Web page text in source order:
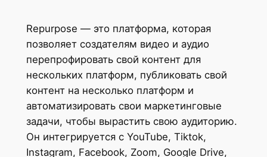
Repurpose — это платформа, которая
позволяет создателям видео и аудио
перепрофировать свой контент для
нескольких платформ, публиковать свой
контент на несколько платформ и
автоматизировать свои маркетинговые
задачи, чтобы вырастить свою аудиторию.
Он интегрируется с YouTube, Tiktok,
Instagram, Facebook, Zoom, Google Drive,